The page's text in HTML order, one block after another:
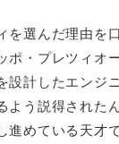
を選んだ理由を
ポ・プレツィオ
設計したエンジ
よう説得された
めている天才